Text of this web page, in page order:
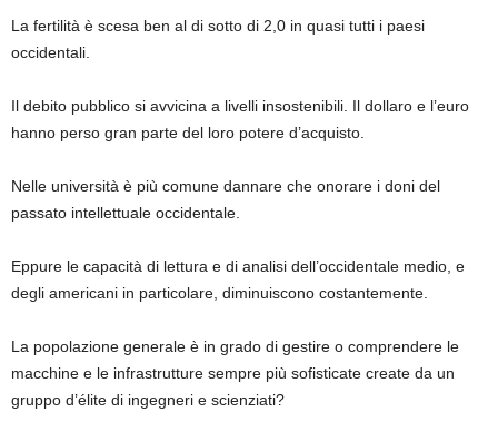
La fertilità è scesa ben al di sotto di 2,0 in quasi tutti i paesi
occidentali.
Il debito pubblico si avvicina a livelli insostenibili. Il dollaro e l’euro
hanno perso gran parte del loro potere d’acquisto.
Nelle università è più comune dannare che onorare i doni del
passato intellettuale occidentale.
Eppure le capacità di lettura e di analisi dell’occidentale medio, e
degli americani in particolare, diminuiscono costantemente.
La popolazione generale è in grado di gestire o comprendere le
macchine e le infrastrutture sempre più sofisticate create da un
gruppo d’élite di ingegneri e scienziati?